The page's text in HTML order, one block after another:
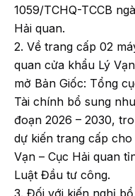
1059/TCHQ-TCCB
Hải quan.
2. Về trang cấp 02
quan cửa khẩu Lý
mở Bản Giốc: Tổng
Tài chính bổ sung
đoạn 2026 – 2030,
dự kiến trang cấp
Vạn – Cục Hải quan
Luật Đầu tư công.